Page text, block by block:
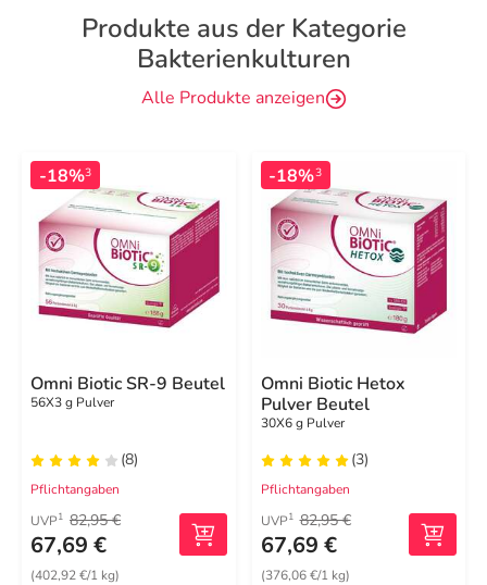
Produkte aus der Kategorie
Bakterienkulturen
Alle Produkte anzeigen
-18%3
Omni Biotic SR-9 Beutel
56X3 g Pulver
(8)
Pflichtangaben
UVP1 82,95 €
67,69 €
(402,92 €/1 kg)
-18%3
Omni Biotic Hetox
Pulver Beutel
30X6 g Pulver
(3)
Pflichtangaben
UVP1 82,95 €
67,69 €
(376,06 €/1 kg)